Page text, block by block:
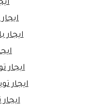
ايجار
ايجار
ايجار